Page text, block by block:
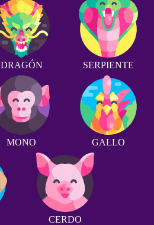
DRAGÓN SERPIENTE
MONO GALLO
CERDO